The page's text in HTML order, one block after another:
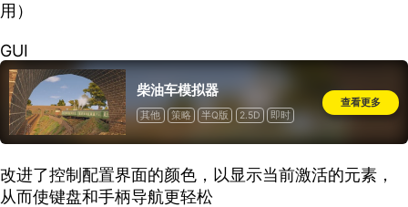
用）
GUI
柴油车模拟器
其他 策略 半Q版 2.5D
即时
查看更多
改进了控制配置界面的颜色，以显示当前激活的元素，
从而使键盘和手柄导航更轻松